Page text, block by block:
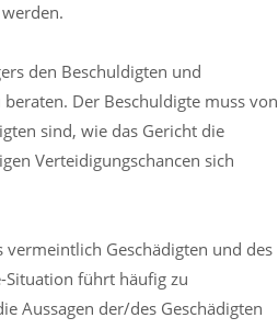
den Beschuldigten und
Der Beschuldigte muss von
sind, wie das Gericht die
Verteidigungschancen sich
vermeintlich Geschädigten und des
Situation führt häufig zu
Aussagen der/des Geschädigten